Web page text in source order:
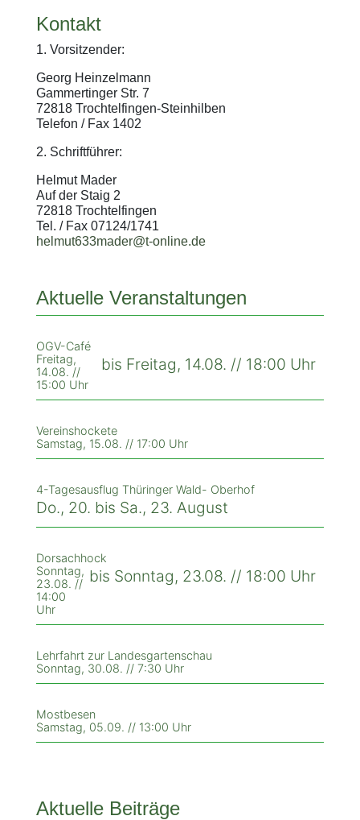
Kontakt
1. Vorsitzender:
Georg Heinzelmann
Gammertinger Str. 7
72818 Trochtelfingen-Steinhilben
Telefon / Fax 1402
2. Schriftführer:
Helmut Mader
Auf der Staig 2
72818 Trochtelfingen
Tel. / Fax 07124/1741
helmut633mader@t-online.de
Aktuelle Veranstaltungen
OGV-Café
Freitag,
14.08. //
15:00 Uhr
bis Freitag, 14.08. // 18:00 Uhr
Vereinshockete
Samstag, 15.08. // 17:00 Uhr
4-Tagesausflug Thüringer Wald- Oberhof
Do., 20. bis Sa., 23. August
Dorsachhock
Sonntag,
23.08. //
14:00
Uhr
bis Sonntag, 23.08. // 18:00 Uhr
Lehrfahrt zur Landesgartenschau
Sonntag, 30.08. // 7:30 Uhr
Mostbesen
Samstag, 05.09. // 13:00 Uhr
Aktuelle Beiträge